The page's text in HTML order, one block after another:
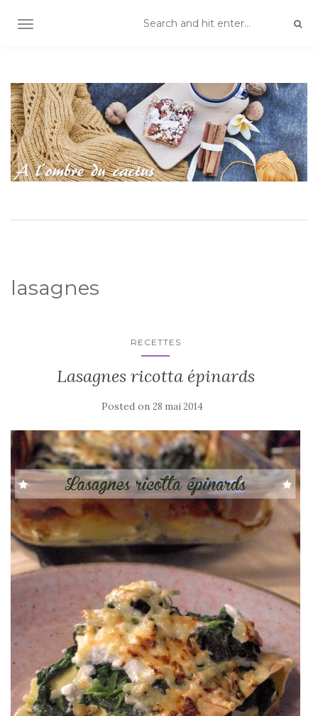
TOGGLE NAVIGATION
lasagnes
RECETTES
Lasagnes ricotta épinards
Posted on 28 mai 2014